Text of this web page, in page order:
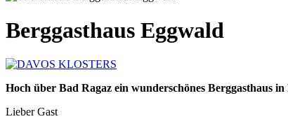
Berggasthaus Eggwald
Hoch über Bad Ragaz ein wunderschönes Berggasthaus
Lieber Gast